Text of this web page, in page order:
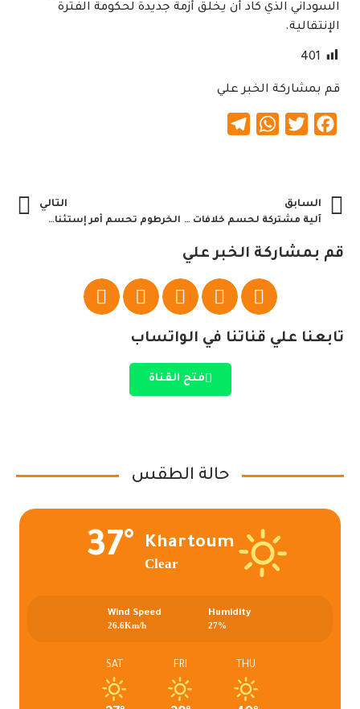
السوداني الذي كاد أن يخلق أزمة جديدة لحكومة الفترة
الإنتقالية.
401
قم بمشاركة الخبر علي
Facebook
Twitter
WhatsApp
السابق
آلية مشتركة لحسم خلافات تنفيذ اتفاقية سلام السودان
التالي
الخرطوم تحسم أمر إستئناف الدراسة بالمرحلتين
قم بمشاركة الخبر علي
تابعنا علي قناتنا في الواتساب
فتح القناة
حالة الطقس
Khartoum
Clear
37°
Humidity
27%
Wind Speed
26.6Km/h
THU
FRI
SAT